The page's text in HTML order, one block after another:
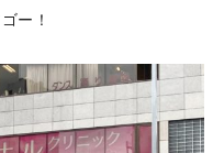
ー！